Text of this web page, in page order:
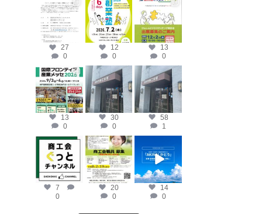
katosci
6月 17
27
0
katosci
6月 12
12
0
katosci
4月 14
13
0
katosci
4月 10
13
0
katosci
4月 9
30
0
katosci
4月 8
58
1
katosci
2月 19
7
0
katosci
2月 12
20
0
2月 2
14
0